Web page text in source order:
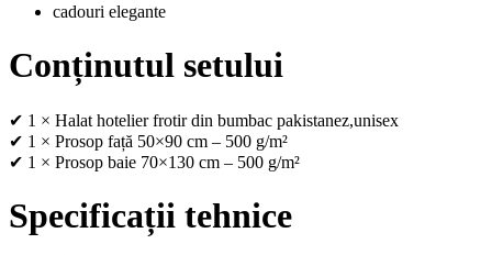
cadouri elegante
Conținutul setului
✔ 1 × Halat hotelier frotir din bumbac pakistanez,unisex
✔ 1 × Prosop față 50×90 cm – 500 g/m²
✔ 1 × Prosop baie 70×130 cm – 500 g/m²
Specificații tehnice